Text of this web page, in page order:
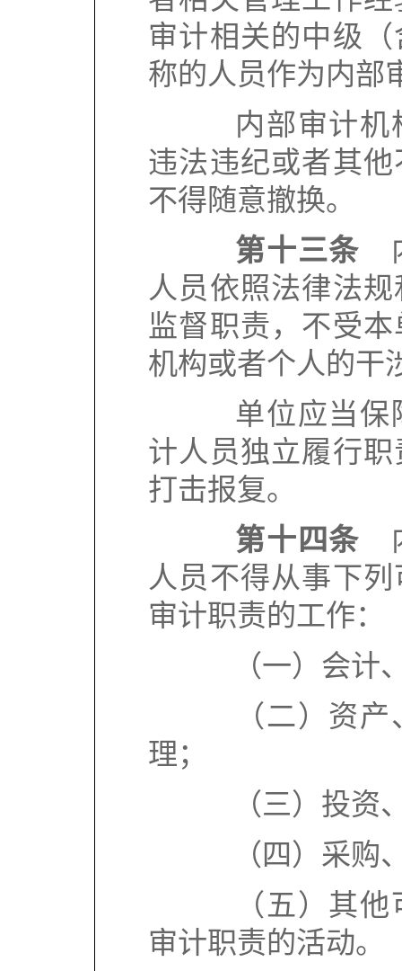
审计相关的中级
称的人员作为内部
内部审计机
违法违纪或者其
不得随意撤换。
第十三条
人员依照法律法
监督职责，不受
机构或者个人的干
单位应当保
计人员独立履行
打击报复。
第十四条
人员不得从事下
审计职责的工作：
（一）会计、
（二）资产
理；
（三）投资、
（四）采购、
（五）其他
审计职责的活动。